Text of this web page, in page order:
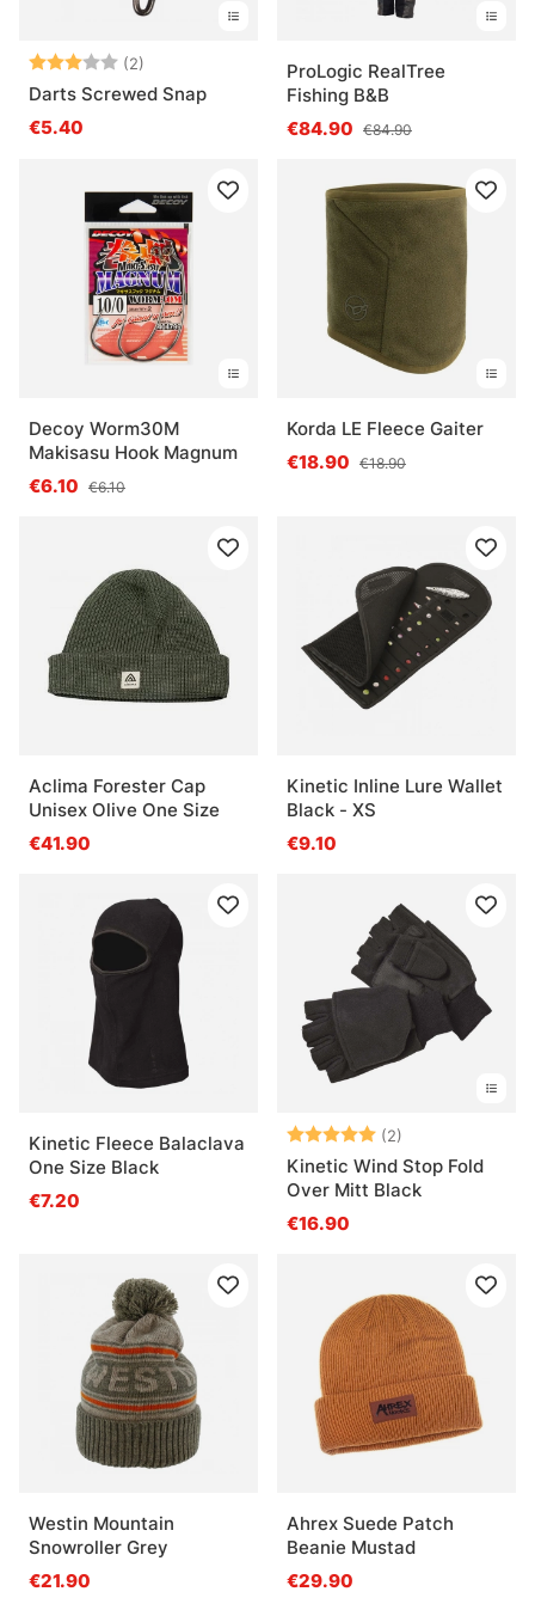
Arvio: (2)
3.0 5:sta tähdestä
Darts Screwed Snap
€5.40
ProLogic RealTree
Fishing B&B
€84.90 €84.90
Decoy Worm30M
Makisasu Hook Magnum
€6.10 €6.10
Korda LE Fleece Gaiter
€18.90 €18.90
Aclima Forester Cap
Unisex Olive One Size
€41.90
Kinetic Inline Lure Wallet
Black - XS
€9.10
Kinetic Fleece Balaclava
One Size Black
€7.20
Arvio: (2)
Kinetic Wind Stop Fold
Over Mitt Black
€16.90
Westin Mountain
Snowroller Grey
€21.90
Ahrex Suede Patch
Beanie Mustad
€29.90